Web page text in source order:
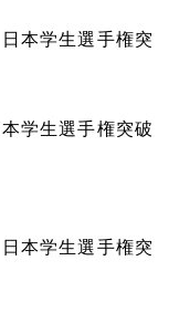
本学生選手権突
学生選手権突破
本学生選手権突